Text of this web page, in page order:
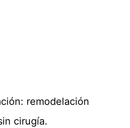
remodelación
cirugía.